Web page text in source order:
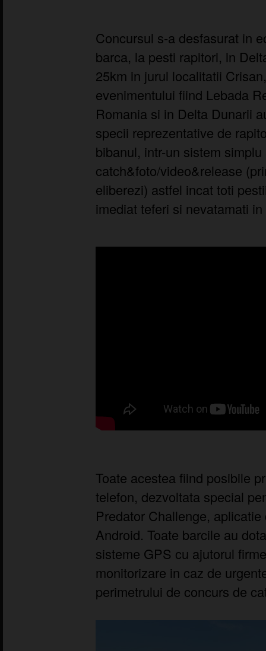
Concursul s-a desfasurat in
barca, la pesti rapitori, in
25km in jurul localitatii
evenimentului fiind Lebada
Romania si in Delta Dunarii
specii reprezentative de
bibanul, intr-un sistem
catch&foto/video&release
eliberezi) astfel incat toti
imediat teferi si nevatamati
Toate acestea fiind posibile
telefon, dezvoltata special
Predator Challenge,
Android. Toate barcile au
sisteme GPS cu ajutorul
monitorizare in caz de
perimetrului de concurs de